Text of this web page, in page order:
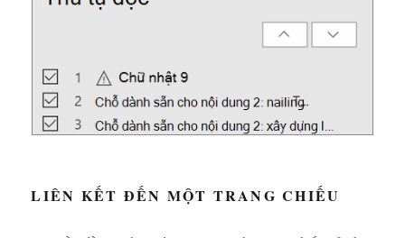
LIÊN KẾT ĐẾN MỘT TRANG CHIẾU